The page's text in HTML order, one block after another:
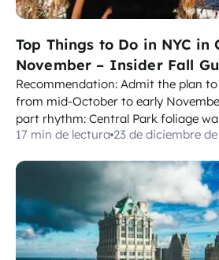
Top Things to Do in NYC in
November – Insider Fall
Recommendation: Admit the plan
from mid-October to early
part rhythm: Central Park foliage
Line stroll, and a sunset skyline view
mid-October, so a flexible day...
17 min de lectura 23 de diciembre